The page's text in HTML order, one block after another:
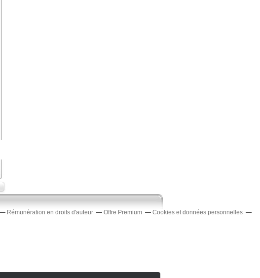
Rémunération en droits d'auteur Offre Premium
Cookies et données personnelles